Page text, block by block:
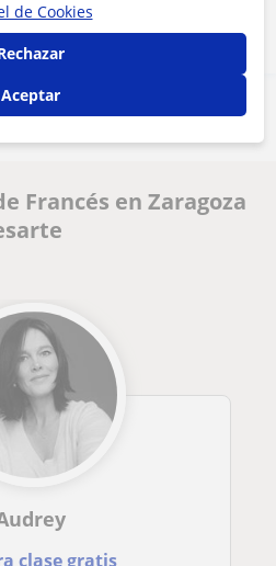
Francés en Zaragoza
clase gratis
de Cookies
Aceptar